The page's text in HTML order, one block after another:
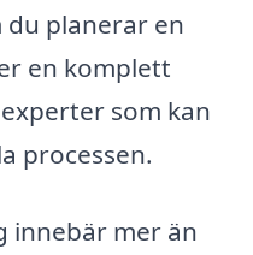
planerar en
en komplett
som kan
processen.
innebär mer än